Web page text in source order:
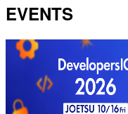
EVENTS